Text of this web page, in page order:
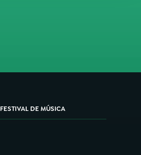
FESTIVAL DE MÚSICA